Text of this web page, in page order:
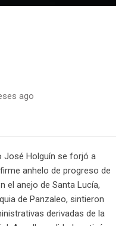
ago
José Holguín se forjó a
anhelo de progreso de
el anejo de Santa Lucía,
de Panzaleo, sintieron
derivadas de la